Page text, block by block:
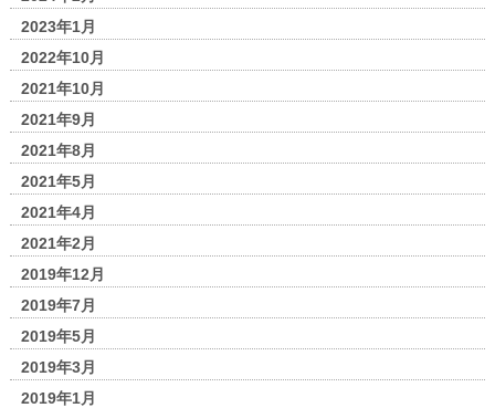
2023年1月
2022年10月
2021年10月
2021年9月
2021年8月
2021年5月
2021年4月
2021年2月
2019年12月
2019年7月
2019年5月
2019年3月
2019年1月